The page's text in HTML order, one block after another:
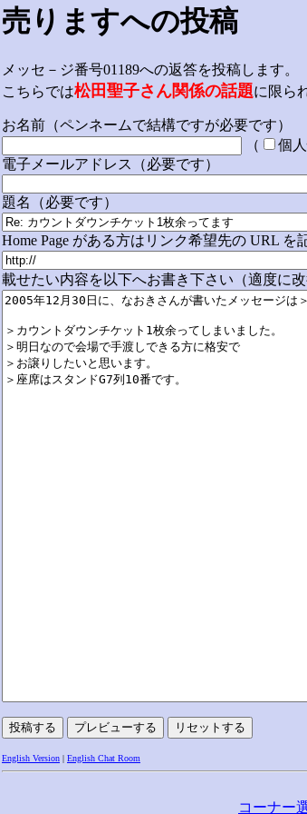
売りますへの投稿
メッセ－ジ番号01189への返答を投稿します。
こちらでは松田聖子さん関係の話題に限ら
お名前（ペンネームで結構ですが必要です）
（
個
電子メールアドレス（必要です）
題名（必要です）
Home Page がある方はリンク希望先の URL を
載せたい内容を以下へお書き下さい（適度に
English Version English Chat Room
コーナー